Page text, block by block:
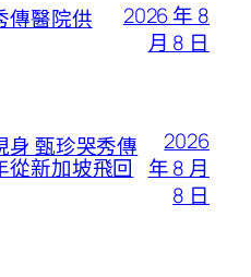
傳醫院供
2026 年 8
月 8 日
身 甄珍哭秀傳
從新加坡飛回
2026
年 8 月
8 日